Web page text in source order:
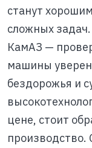
станут
сложных
КамАЗ —
машины
бездорожья и
цене, стоит
производство.